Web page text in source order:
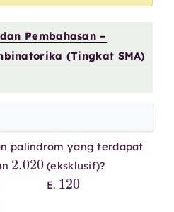
Pembahasan –
(Tingkat SMA)
palindrom yang terdapat
2.020
(eksklusif)?
E.
120